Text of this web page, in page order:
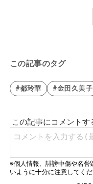
この記事のタグ
#都玲華 #金田久美子